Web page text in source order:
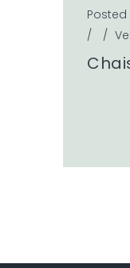
Posted
/
/